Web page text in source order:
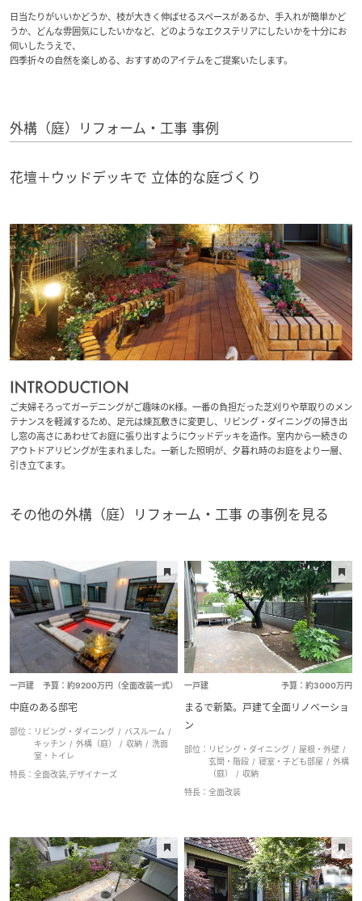
海外事業
日当たりがいいかどうか、枝が大きく伸ばせるスペースがあるか、手入れが簡単かど
うか、どんな雰囲気にしたいかなど、どのようなエクステリアにしたいかを十分にお
伺いしたうえで、
四季折々の自然を楽しめる、おすすめのアイテムをご提案いたします。
外構（庭）リフォーム・工事 事例
花壇＋ウッドデッキで 立体的な庭づくり
ご夫婦そろってガーデニングがご趣味のK様。一番の負担だった芝刈りや草取りのメン
テナンスを軽減するため、足元は煉瓦敷きに変更し、リビング・ダイニングの掃き出
し窓の高さにあわせてお庭に張り出すようにウッドデッキを造作。室内から一続きの
アウトドアリビングが生まれました。一新した照明が、夕暮れ時のお庭をより一層、
引き立てます。
その他の外構（庭）リフォーム・工事 の事例を見る
一戸建 予算：約9200万円（全面改装一式）
中庭のある邸宅
部位： リビング・ダイニング
バスルーム
キッチン
外構（庭） 収納
洗面
室・トイレ
特長： 全面改装,デザイナーズ
一戸建 予算：約3000万円
まるで新築。戸建て全面リノベーショ
ン
部位： リビング・ダイニング
屋根・外壁
玄関・階段
寝室・子ども部屋
外構
（庭）
収納
特長： 全面改装